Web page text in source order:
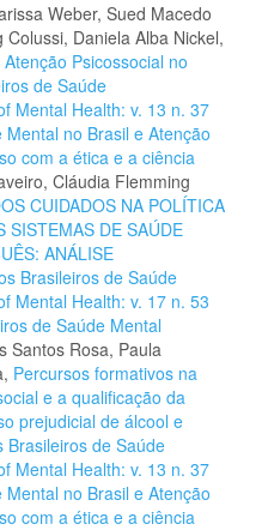
Weber, Sued Macedo
Daniela Alba Nickel,
Psicossocial no
de Saúde
Mental Health: v. 13 n. 37
no Brasil e Atenção
com a ética e a ciência
Cláudia Flemming
CUIDADOS NA POLÍTICA
SISTEMAS DE SAÚDE
ANÁLISE
Brasileiros de Saúde
Mental Health: v. 17 n. 53
de Saúde Mental
Santos Rosa, Paula
Percursos formativos na
e a qualificação da
prejudicial de álcool e
Brasileiros de Saúde
Mental Health: v. 13 n. 37
no Brasil e Atenção
com a ética e a ciência